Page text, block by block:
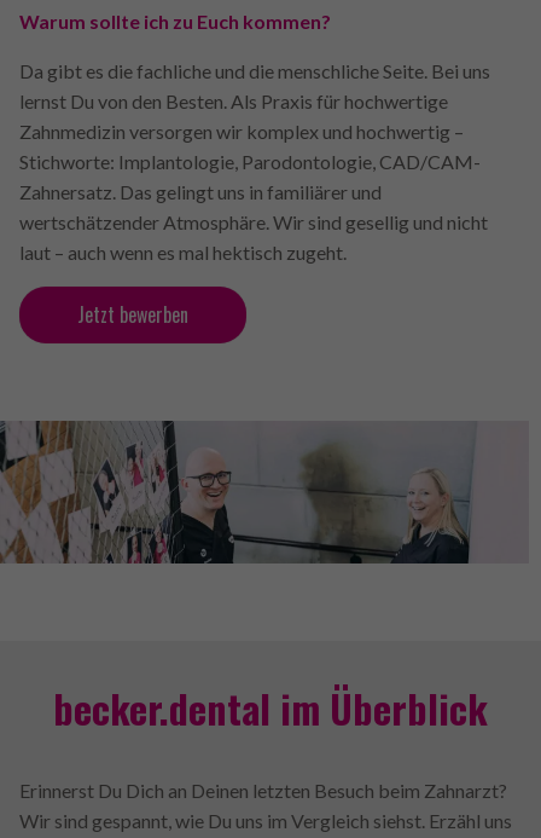
Warum sollte ich zu Euch kommen?
Da gibt es die fachliche und die menschliche Seite. Bei uns
lernst Du von den Besten. Als Praxis für hochwertige
Zahnmedizin versorgen wir komplex und hochwertig –
Stichworte: Implantologie, Parodontologie, CAD/CAM-
Zahnersatz. Das gelingt uns in familiärer und
wertschätzender Atmosphäre. Wir sind gesellig und nicht
laut – auch wenn es mal hektisch zugeht.
Jetzt bewerben
becker.dental im Überblick
Erinnerst Du Dich an Deinen letzten Besuch beim Zahnarzt?
Wir sind gespannt, wie Du uns im Vergleich siehst. Erzähl uns